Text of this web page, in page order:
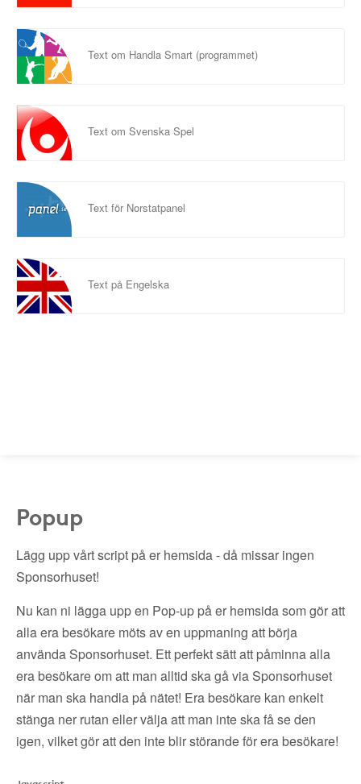
Text om Handla Smart (programmet)
Text om Svenska Spel
Text för Norstatpanel
Text på Engelska
Popup
Lägg upp vårt script på er hemsida - då missar ingen
Sponsorhuset!
Nu kan ni lägga upp en Pop-up på er hemsida som gör att
alla era besökare möts av en uppmaning att börja
använda Sponsorhuset. Ett perfekt sätt att påminna alla
era besökare om att man alltid ska gå via Sponsorhuset
när man ska handla på nätet! Era besökare kan enkelt
stänga ner rutan eller välja att man inte ska få se den
igen, vilket gör att den inte blir störande för era besökare!